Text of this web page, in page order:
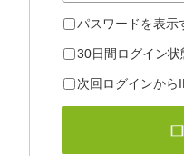
パスワードを表示
30日間ログイン状
次回ログインから